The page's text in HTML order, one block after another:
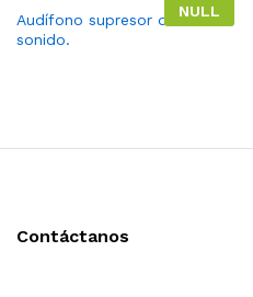
NULL
Audífono supresor del
sonido.
Contáctanos